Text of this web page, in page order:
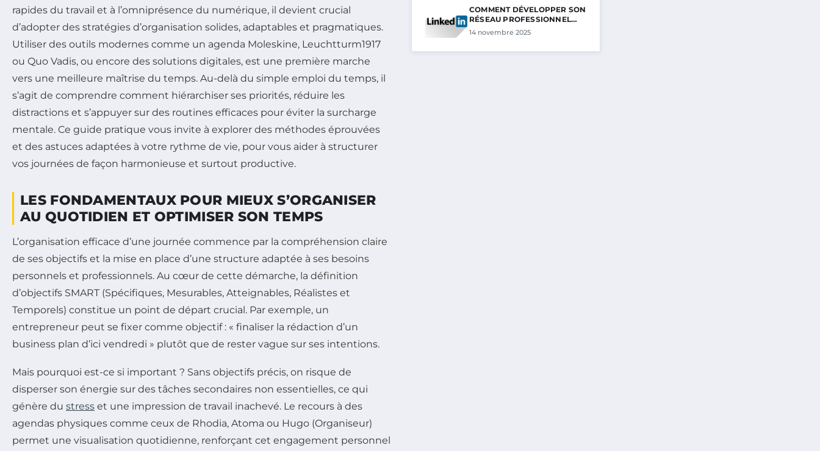
rapides du travail et à l’omniprésence du numérique, il devient crucial
d’adopter des stratégies d’organisation solides, adaptables et pragmatiques.
Utiliser des outils modernes comme un agenda Moleskine, Leuchtturm1917
ou Quo Vadis, ou encore des solutions digitales, est une première marche
vers une meilleure maîtrise du temps. Au-delà du simple emploi du temps, il
s’agit de comprendre comment hiérarchiser ses priorités, réduire les
distractions et s’appuyer sur des routines efficaces pour éviter la surcharge
mentale. Ce guide pratique vous invite à explorer des méthodes éprouvées
et des astuces adaptées à votre rythme de vie, pour vous aider à structurer
vos journées de façon harmonieuse et surtout productive.
LES FONDAMENTAUX POUR MIEUX S’ORGANISER
AU QUOTIDIEN ET OPTIMISER SON TEMPS
L’organisation efficace d’une journée commence par la compréhension claire
de ses objectifs et la mise en place d’une structure adaptée à ses besoins
personnels et professionnels. Au cœur de cette démarche, la définition
d’objectifs SMART (Spécifiques, Mesurables, Atteignables, Réalistes et
Temporels) constitue un point de départ crucial. Par exemple, un
entrepreneur peut se fixer comme objectif : « finaliser la rédaction d’un
business plan d’ici vendredi » plutôt que de rester vague sur ses intentions.
Mais pourquoi est-ce si important ? Sans objectifs précis, on risque de
disperser son énergie sur des tâches secondaires non essentielles, ce qui
génère du stress et une impression de travail inachevé. Le recours à des
agendas physiques comme ceux de Rhodia, Atoma ou Hugo (Organiseur)
permet une visualisation quotidienne, renforçant cet engagement personnel
COMMENT DÉVELOPPER SON
RÉSEAU PROFESSIONNEL…
14 novembre 2025